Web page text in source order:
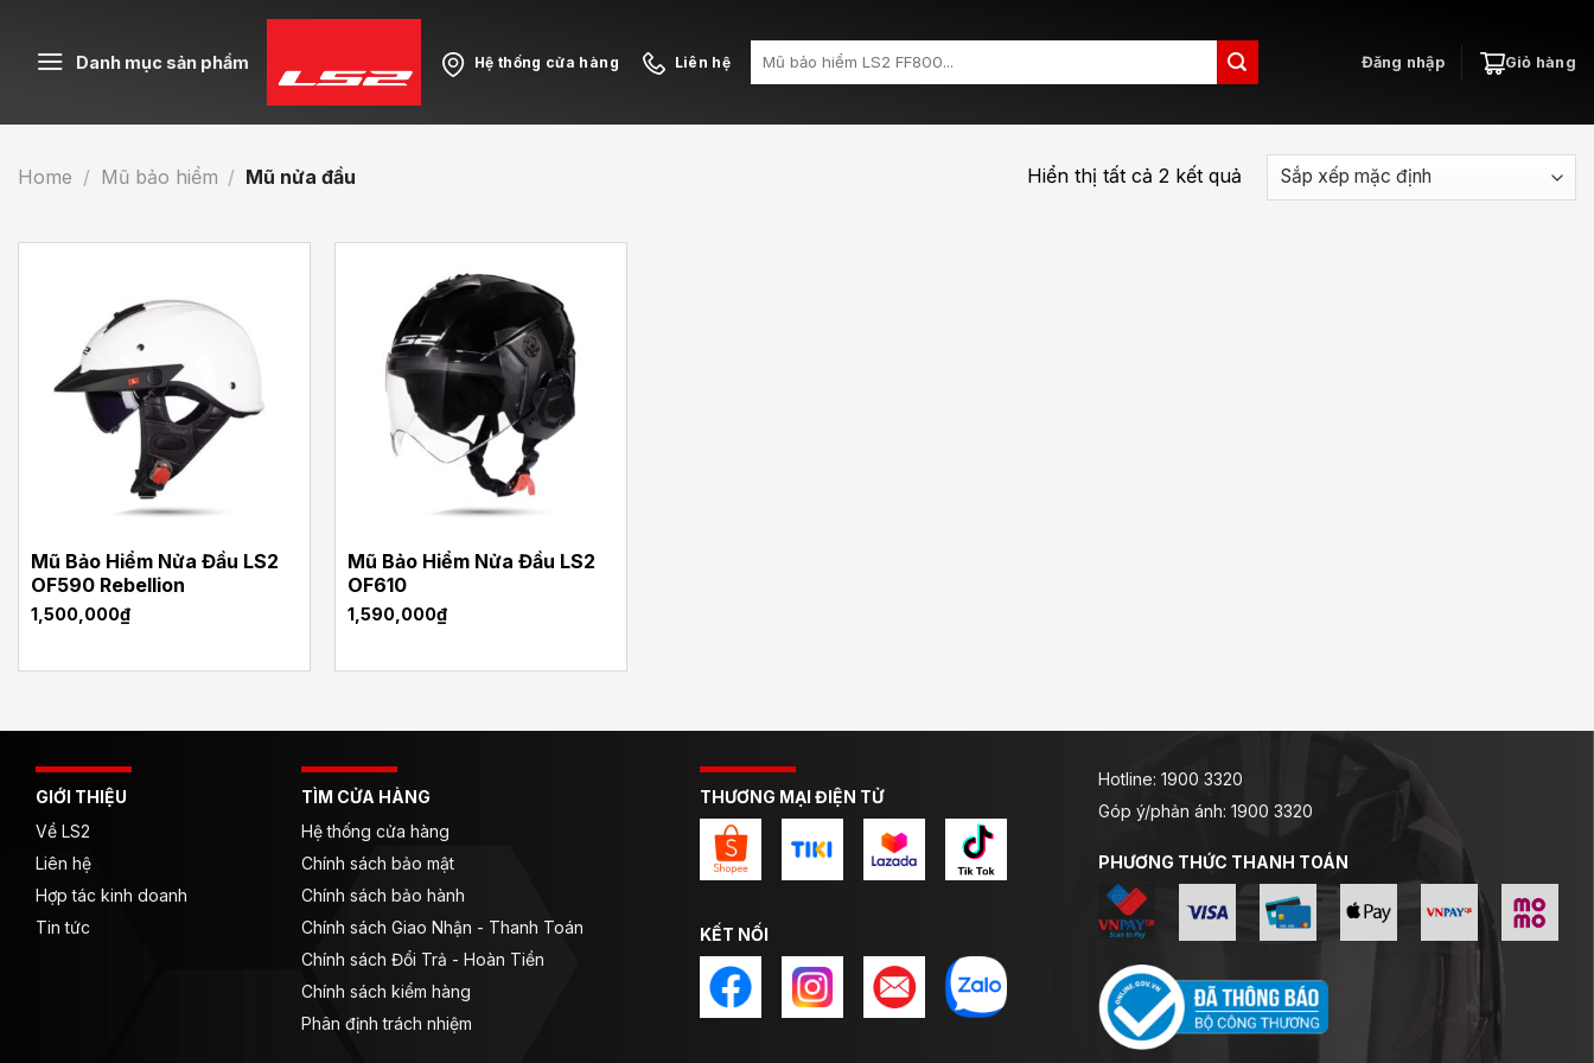
content
Danh mục sản phẩm Hệ thống cửa hàng Liên hệ
for:
Đăng nhập Giỏ hàng
Home / Mũ bảo hiểm / Mũ nửa đầu Hiển thị tất cả 2 kết quả
Mũ Bảo Hiểm Nửa Đầu LS2
OF590 Rebellion
1,500,000₫
Mũ Bảo Hiểm Nửa Đầu LS2
OF610
1,590,000₫
GIỚI THIỆU
Về LS2
Liên hệ
Hợp tác kinh doanh
Tin tức
TÌM CỬA HÀNG
Hệ thống cửa hàng
Chính sách bảo mật
Chính sách bảo hành
Chính sách Giao Nhận - Thanh Toán
Chính sách Đổi Trả - Hoàn Tiền
Chính sách kiểm hàng
Phân định trách nhiệm
THƯƠNG MẠI ĐIỆN TỬ
KẾT NỐI
Hotline: 1900 3320
Góp ý/phản ánh: 1900 3320
PHƯƠNG THỨC THANH TOÁN